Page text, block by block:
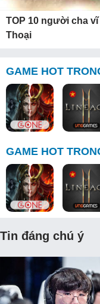
TOP 10 người cha
Thoại
GAME HOT
GAME HOT
Tin đáng chú ý